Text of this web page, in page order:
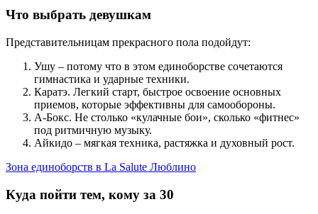
Что выбрать девушкам
Представительницам прекрасного пола подойдут:
Ушу – потому что в этом единоборстве сочетаются
гимнастика и ударные техники.
Каратэ. Легкий старт, быстрое освоение основных
приемов, которые эффективны для самообороны.
А-Бокс. Не столько «кулачные бои», сколько «фитнес»
под ритмичную музыку.
Айкидо – мягкая техника, растяжка и духовный рост.
Зона единоборств в La Salute Люблино
Куда пойти тем, кому за 30